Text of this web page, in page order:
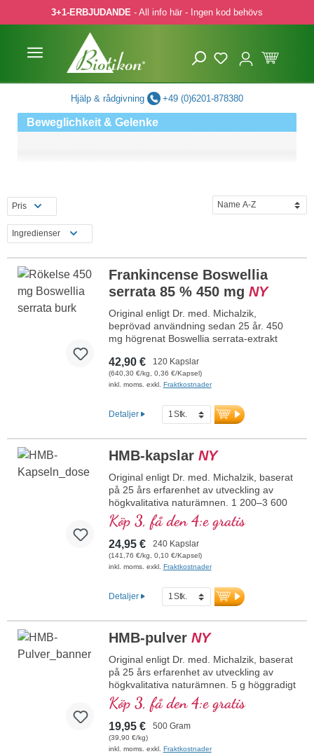
till huvudinnehåll
Hoppa till sökning
Hoppa till huvudnavigering
3+1-ERBJUDANDE - All info här - Ingen kod behövs
Hjälp & rådgivning +49 (0)6201-878380
Beweglichkeit & Gelenke
Pris
Ingredienser
Frankincense Boswellia
serrata 85 % 450 mg NY
Original enligt Dr. med. Michalzik,
beprövad användning sedan 25 år. 450
mg högrenat Boswellia serrata-extrakt
och dagsdos. Den första högdoserade
frankincense-produkten med 85 %
boswelliasyror på den tyska marknaden
förekommer med 85 % i en exceptionellt
hög koncentration.
mer information om BS-85
42,90 € 120 Kapslar
(640,30 €/kg, 0,36 €/Kapsel)
inkl. moms. exkl. Fraktkostnader
Detaljer
HMB-kapslar NY
Original enligt Dr. med. Michalzik, baserat
på 25 års erfarenhet av utveckling av
högkvalitativa naturämnen. 1 200–3 600
mg högrent kalcium β-hydroxi-β-
metylbutyrat per dagsdos om 2–6 kapslar,
varav 1 020–3 060 mg rent HMB (85 %).
Kalcium β-hydroxi-β-metylbutyrat (HMB)
är ett naturligt förekommande derivat av
musklerna.
Köp 3, få den 4:e gratis
24,95 € 240 Kapslar
(141,76 €/kg, 0,10 €/Kapsel)
inkl. moms. exkl. Fraktkostnader
Detaljer
HMB-pulver NY
Original enligt Dr. med. Michalzik, baserat
på 25 års erfarenhet av utveckling av
högkvalitativa naturämnen. 5 g höggradigt
rent kalcium β-hydroxi-β-metylbutyrat
(HMB) per dagsdos, varav 700 mg
kalcium. Kalcium β-hydroxi-β-metylbutyrat
(HMB) är ett naturligt förekommande
derivat av aminosyran leucin och en källa
Köp 3, få den 4:e gratis
19,95 € 500 Gram
(39,90 €/kg)
inkl. moms. exkl. Fraktkostnader